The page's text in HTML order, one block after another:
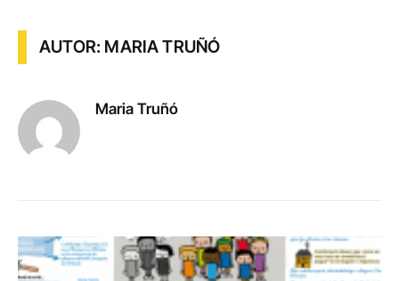
AUTOR: MARIA TRUÑÓ
Maria Truñó